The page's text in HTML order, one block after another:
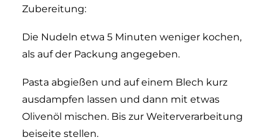
Zubereitung:
Die Nudeln etwa 5 Minuten weniger kochen,
als auf der Packung angegeben.
Pasta abgießen und auf einem Blech kurz
ausdampfen lassen und dann mit etwas
Olivenöl mischen. Bis zur Weiterverarbeitung
beiseite stellen.